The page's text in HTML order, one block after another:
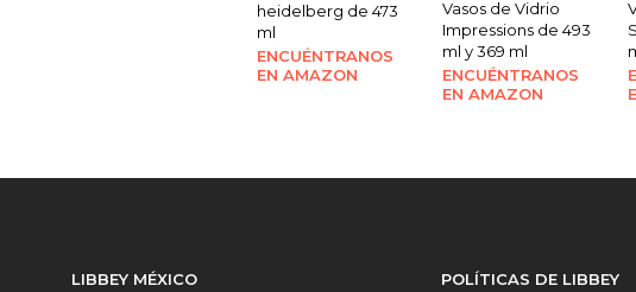
heidelberg de 473
ml
ENCUÉNTRANOS
EN AMAZON
Vasos de Vidrio
Impressions de 493
ml y 369 ml
ENCUÉNTRANOS
EN AMAZON
LIBBEY MÉXICO POLÍTICAS DE LIBBEY